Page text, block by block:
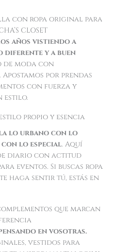
con ropa original para
CLOSET
años vistiendo a
diferente y a buen
de moda con
por prendas
con fuerza y
estilo.
propio y esencia
lo urbano con lo
lo especial. Aquí
diario con actitud
eventos. Si buscas ropa
haga sentir tú, estás en
que marcan
en vosotras.
vestidos para